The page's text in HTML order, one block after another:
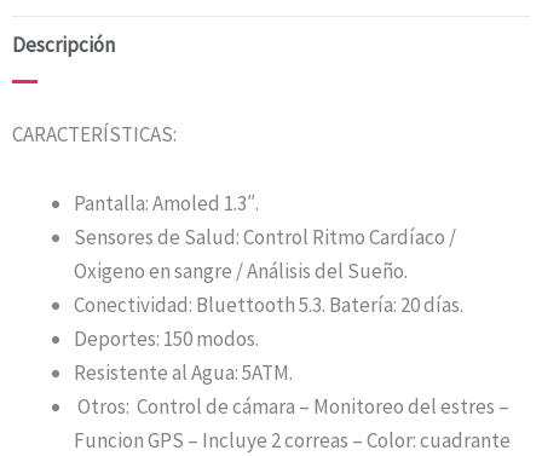
Descripción
CARACTERÍSTICAS:
Pantalla: Amoled 1.3″.
Sensores de Salud: Control Ritmo Cardíaco /
Oxigeno en sangre / Análisis del Sueño.
Conectividad: Bluettooth 5.3. Batería: 20 días.
Deportes: 150 modos.
Resistente al Agua: 5ATM.
Otros: Control de cámara – Monitoreo del estres –
Funcion GPS – Incluye 2 correas – Color: cuadrante